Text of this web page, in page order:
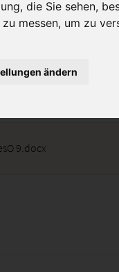
die Sie sehen,
messen, um zu
ändern
der
der Karikatur von
der Aussage von
9.docx